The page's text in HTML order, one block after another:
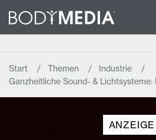
Start Themen
Industrie
Ganzheitliche Sound- & Lichtsysteme:
ANZEIGE